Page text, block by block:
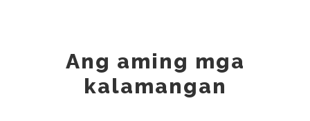
Ang aming mga
kalamangan